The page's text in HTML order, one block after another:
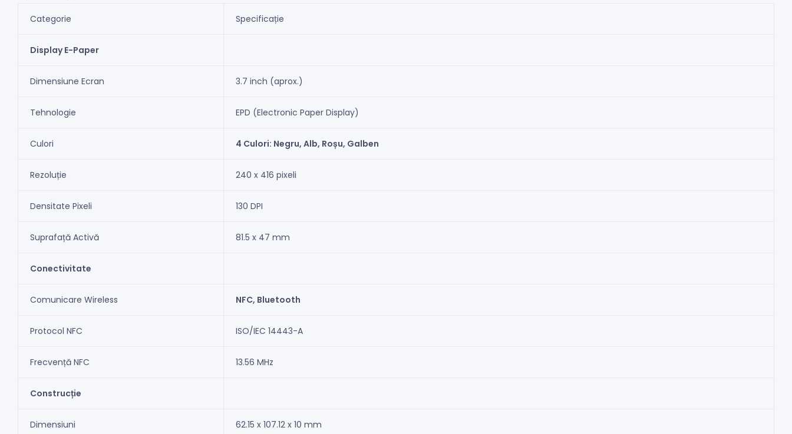
Categorie Specificație
Display E-Paper
Dimensiune Ecran 3.7 inch (aprox.)
Tehnologie EPD (Electronic Paper Display)
Culori 4 Culori: Negru, Alb, Roșu, Galben
Rezoluție 240 x 416 pixeli
Densitate Pixeli 130 DPI
Suprafață Activă 81.5 x 47 mm
Conectivitate
Comunicare Wireless NFC, Bluetooth
Protocol NFC ISO/IEC 14443-A
Frecvență NFC 13.56 MHz
Construcție
Dimensiuni 62.15 x 107.12 x 10 mm